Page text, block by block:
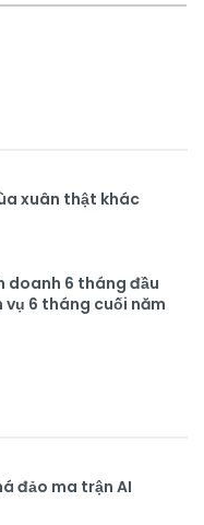
xuân thật khác
doanh 6 tháng đầu
vụ 6 tháng cuối năm
đảo ma trận AI